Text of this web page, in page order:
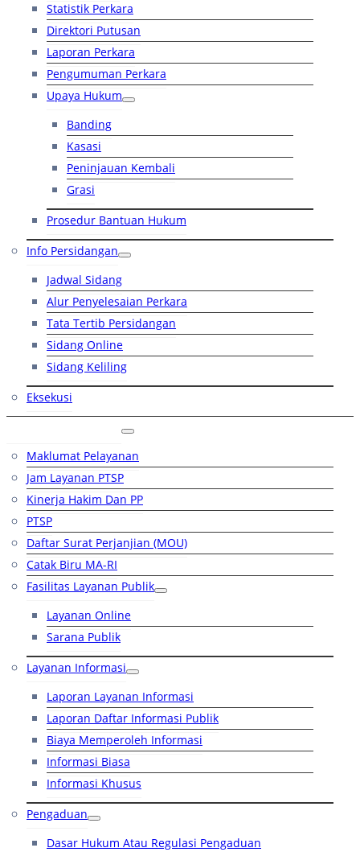
Statistik Perkara
Direktori Putusan
Laporan Perkara
Pengumuman Perkara
Upaya Hukum
Banding
Kasasi
Peninjauan Kembali
Grasi
Prosedur Bantuan Hukum
Info Persidangan
Jadwal Sidang
Alur Penyelesaian Perkara
Tata Tertib Persidangan
Sidang Online
Sidang Keliling
Eksekusi
Maklumat Pelayanan
Jam Layanan PTSP
Kinerja Hakim Dan PP
PTSP
Daftar Surat Perjanjian (MOU)
Catak Biru MA-RI
Fasilitas Layanan Publik
Layanan Online
Sarana Publik
Layanan Informasi
Laporan Layanan Informasi
Laporan Daftar Informasi Publik
Biaya Memperoleh Informasi
Informasi Biasa
Informasi Khusus
Pengaduan
Dasar Hukum Atau Regulasi Pengaduan